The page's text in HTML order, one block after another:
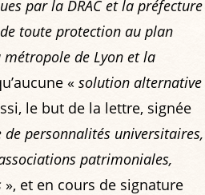
par la DRAC et la préfecture
toute protection au plan
de Lyon et la
« solution alternative
le but de la lettre, signée
personnalités universitaires,
patrimoniales,
», et en cours de signature